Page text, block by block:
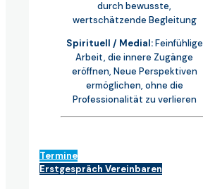
durch bewusste,
wertschätzende Begleitung
Spirituell / Medial:Feinfühlige
Arbeit, die innere Zugänge
eröffnen, Neue Perspektiven
ermöglichen, ohne die
Professionalität zu verlieren
Termine
Erstgespräch Vereinbaren